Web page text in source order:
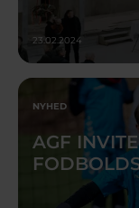
23.02.2024
NYHED
AGF